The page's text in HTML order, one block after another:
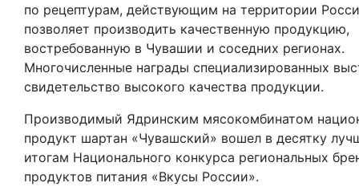
по рецептурам, действующим на территории
позволяет производить качественную продукцию,
востребованную в Чувашии и соседних регионах.
Многочисленные награды специализированных
свидетельство высокого качества продукции.
Производимый Ядринским мясокомбинатом
продукт шартан «Чувашский» вошел в десятку
итогам Национального конкурса региональных
продуктов питания «Вкусы России».